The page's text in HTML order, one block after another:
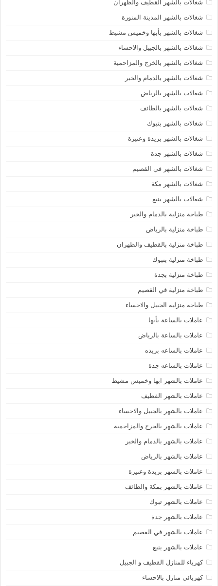
شغالات بالشهر القطيف والظهران
شغالات بالشهر المدينة المنورة
شغالات بالشهر بأبها وخميس مشيط
شغالات بالشهر بالجبيل والاحساء
شغالات بالشهر بالخرج والمزاحمية
شغالات بالشهر بالدمام والخبر
شغالات بالشهر بالرياض
شغالات بالشهر بالطائف
شغالات بالشهر بتبوك
شغالات بالشهر بريدة وعنيزة
شغالات بالشهر جدة
شغالات بالشهر في القصيم
شغالات بالشهر مكة
شغالات بالشهر ينبع
طباخة منزلية بالدمام والخبر
طباخة منزلية بالرياض
طباخة منزلية بالقطيف والظهران
طباخة منزلية بتبوك
طباخة منزلية بجدة
طباخة منزلية في القصيم
طباخه منزلية الجبيل والاحساء
عاملات بالساعة بأبها
عاملات بالساعة بالرياض
عاملات بالساعه بريده
عاملات بالساعه جدة
عاملات بالشهر ابها وخميس مشيط
عاملات بالشهر القطيف
عاملات بالشهر بالجبيل والاحساء
عاملات بالشهر بالخرج والمزاحمية
عاملات بالشهر بالدمام والخبر
عاملات بالشهر بالرياض
عاملات بالشهر بريدة وعنيزة
عاملات بالشهر بمكة والطائف
عاملات بالشهر تبوك
عاملات بالشهر جدة
عاملات بالشهر في القصيم
عاملات بالشهر ينبع
كهرباء للمنازل القطيف و الجبيل
كهربائي منازل بالاحساء